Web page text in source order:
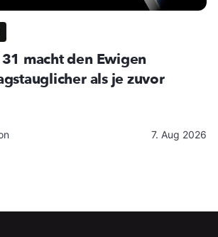
macht den Ewigen
als je zuvor
7. Aug 2026